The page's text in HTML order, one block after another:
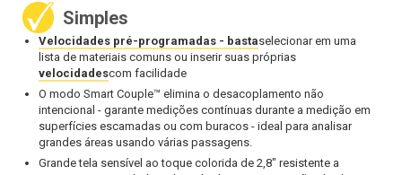
Simples
Velocidades pré-programadas - bastaselecionar em uma
lista de materiais comuns ou inserir suas próprias
velocidadescom facilidade
O modo Smart Couple™ elimina o desacoplamento não
intencional - garante medições contínuas durante a medição em
superfícies escamadas ou com buracos - ideal para analisar
grandes áreas usando várias passagens.
Grande tela sensível ao toque colorida de 2,8" resistente a